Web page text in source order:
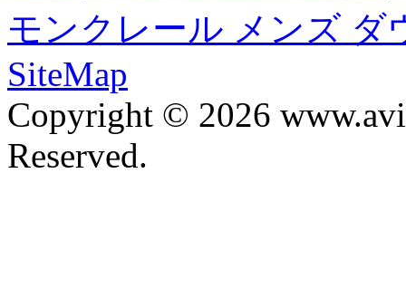
モンクレール メンズ ダ
SiteMap
Copyright © 2026
Reserved.